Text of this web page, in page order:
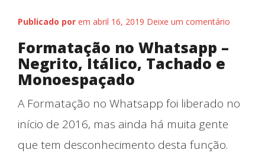
Publicado por em abril 16, 2019 Deixe um comentário
Formatação no Whatsapp –
Negrito, Itálico, Tachado e
Monoespaçado
A Formatação no Whatsapp foi liberado no
início de 2016, mas ainda há muita gente
que tem desconhecimento desta função.